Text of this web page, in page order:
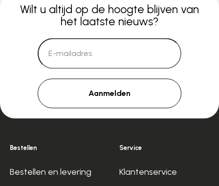
Wilt u altijd op de hoogte blijven van
het laatste nieuws?
Aanmelden
Bestellen
Bestellen en levering
Service
Klantenservice